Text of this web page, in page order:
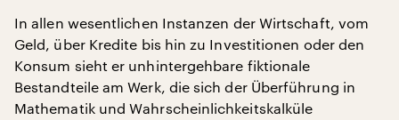
In allen wesentlichen Instanzen der Wirtschaft, vom
Geld, über Kredite bis hin zu Investitionen oder den
Konsum sieht er unhintergehbare fiktionale
Bestandteile am Werk, die sich der Überführung in
Mathematik und Wahrscheinlichkeitskalküle